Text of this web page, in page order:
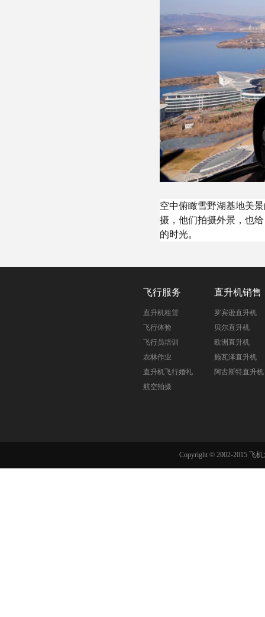
空中俯瞰雪野湖基地美
摄，他们拍摄外景，也
的时光。
飞行服务
直升机租赁
飞行体验
飞行员培训
农林作业
直升机飞行婚礼
航空拍摄
直升机销售
罗宾逊直升机
贝尔直升机
欧洲直升机
施瓦泽直升机
阿古斯特直升机
Copyright © 2002-2015 飞